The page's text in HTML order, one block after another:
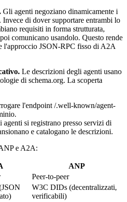
Gli agenti negoziano dinamicamente i
di dover supportare entrambi lo
requisiti in forma strutturata,
comunicano usandolo. Questo rende
l'approccio JSON-RPC fisso di A2A
Le descrizioni degli agenti usano
di schema.org. La scoperta
l'endpoint /.well-known/agent-
agenti si registrano presso servizi di
e catalogano le descrizioni.
e A2A:
ANP
Peer-to-peer
W3C DIDs (decentralizzati,
verificabili)